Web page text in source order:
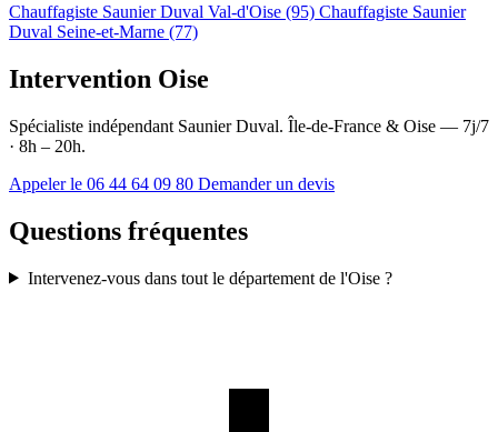
Chauffagiste Saunier Duval Val-d'Oise (95) Chauffagiste Saunier
Duval Seine-et-Marne (77)
Intervention Oise
Spécialiste indépendant Saunier Duval. Île-de-France & Oise — 7j/7
· 8h – 20h.
Appeler le 06 44 64 09 80 Demander un devis
Questions fréquentes
Intervenez-vous dans tout le département de l'Oise ?